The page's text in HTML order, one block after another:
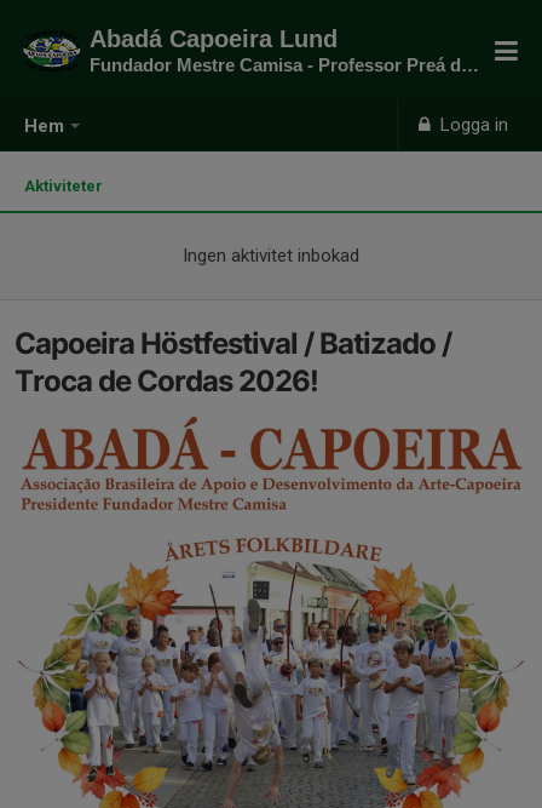
Hem Logga in
Abadá Capoeira Lund
Fundador Mestre Camisa - Professor Preá do mato
Aktiviteter
Ingen aktivitet inbokad
Capoeira Höstfestival / Batizado /
Troca de Cordas 2026!